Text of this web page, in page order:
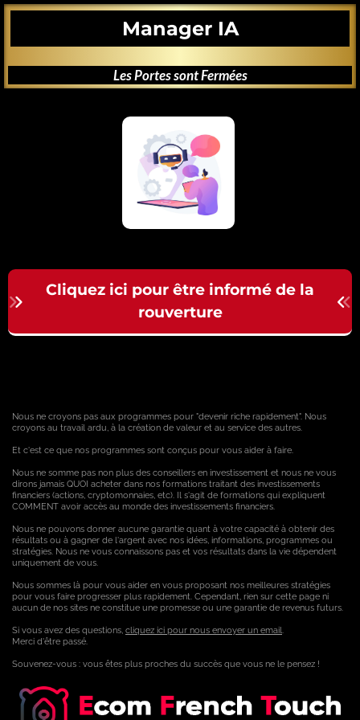
Manager IA
Les Portes sont Fermées
Cliquez ici pour être informé de la
rouverture
Nous ne croyons pas aux programmes pour "devenir riche rapidement". Nous
croyons au travail ardu, à la création de valeur et au service des autres.
Et c'est ce que nos programmes sont conçus pour vous aider à faire.
Nous ne somme pas non plus des conseillers en investissement et nous ne vous
dirons jamais QUOI acheter dans nos formations traitant des investissements
financiers (actions, cryptomonnaies, etc). Il s'agit de formations qui expliquent
COMMENT avoir accès au monde des investissements financiers.
Nous ne pouvons donner aucune garantie quant à votre capacité à obtenir des
résultats ou à gagner de l'argent avec nos idées, informations, programmes ou
stratégies. Nous ne vous connaissons pas et vos résultats dans la vie dépendent
uniquement de vous.
Nous sommes là pour vous aider en vous proposant nos meilleures stratégies
pour vous faire progresser plus rapidement. Cependant, rien sur cette page ni
aucun de nos sites ne constitue une promesse ou une garantie de revenus futurs.
Si vous avez des questions, cliquez ici pour nous envoyer un email.
Merci d'être passé.
Souvenez-vous : vous êtes plus proches du succès que vous ne le pensez !